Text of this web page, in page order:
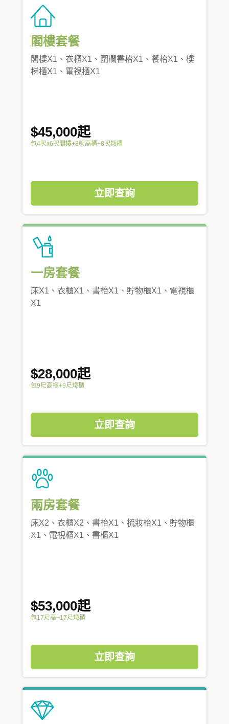
閣樓套餐
閣樓X1、衣櫃X1、圍欄書枱X1、餐枱X1、樓
梯櫃X1、電視櫃X1
$45,000起
包4呎x6呎閣樓+8呎高櫃+8呎矮櫃
立即查詢
一房套餐
床X1、衣櫃X1、書枱X1、貯物櫃X1、電視櫃
X1
$28,000起
包9尺高櫃+9尺矮櫃
立即查詢
兩房套餐
床X2、衣櫃X2、書枱X1、梳妝枱X1、貯物櫃
X1、電視櫃X1、書櫃X1
$53,000起
包17尺高+17尺矮櫃
立即查詢